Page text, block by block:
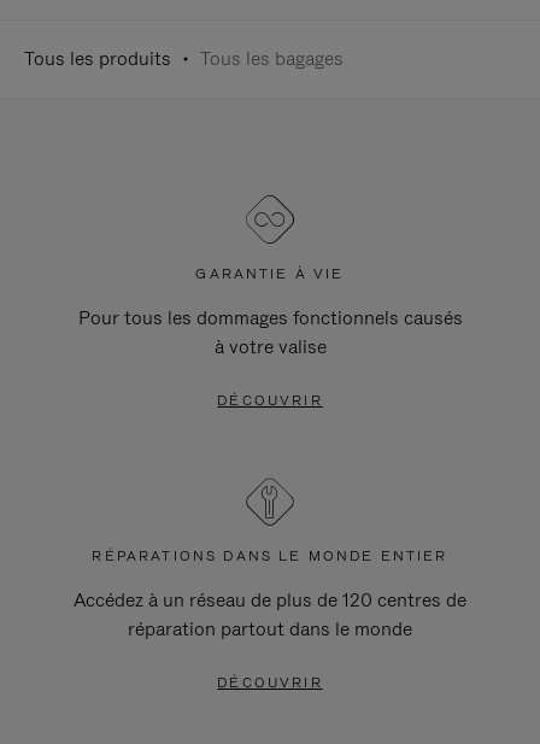
Tous les produits Tous les bagages
GARANTIE À VIE
Pour tous les dommages fonctionnels causés
à votre valise
DÉCOUVRIR
RÉPARATIONS DANS LE MONDE ENTIER
Accédez à un réseau de plus de 120 centres de
réparation partout dans le monde
DÉCOUVRIR